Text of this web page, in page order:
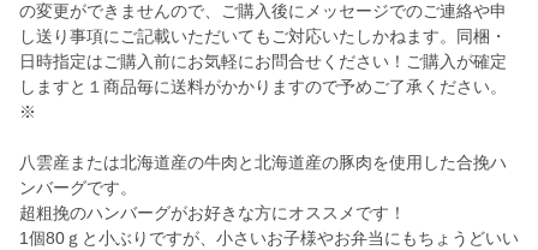
の変更ができませんので、ご購入後にメッセージでのご連絡や申
し送り事項にご記載いただいてもご対応いたしかねます。同梱・
日時指定はご購入前にお気軽にお問合せください！ご購入が確定
しますと１商品毎に送料がかかりますので予めご了承ください。
※
八雲産または北海道産の牛肉と北海道産の豚肉を使用した合挽ハ
ンバーグです。
超粗挽のハンバーグがお好きな方にオススメです！
1個80ｇと小ぶりですが、小さいお子様やお弁当にもちょうどいい